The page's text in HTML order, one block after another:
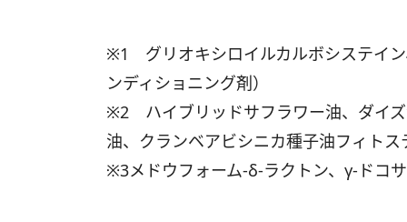
※1 グリオキシロイルカルボシステイ
ンディショニング剤）
※2 ハイブリッドサフラワー油、ダイ
油、クランベアビシニカ種子油フィト
※3メドウフォーム-δ-ラクトン、γ-ドコ